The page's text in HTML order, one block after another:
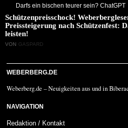
Darfs ein bischen teurer sein? ChatGPT
Schützenpreisschock!
Preissteigerung nach Schützenfest:
leisten!
VON GASPARD
WEBERBERG.DE
Weberberg.de – Neuigkeiten aus und in
NAVIGATION
Redaktion / Kontakt